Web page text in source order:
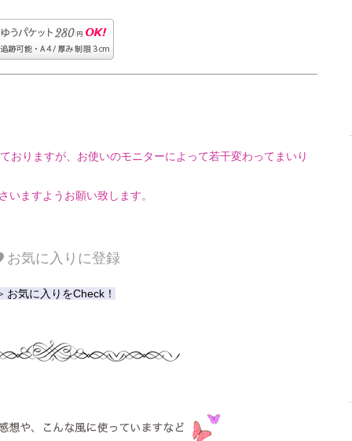
おりますが、お使いのモニターによって若干変わってまいり
ますようお願い致します。
お気に入りに登録
お気に入りをCheck！